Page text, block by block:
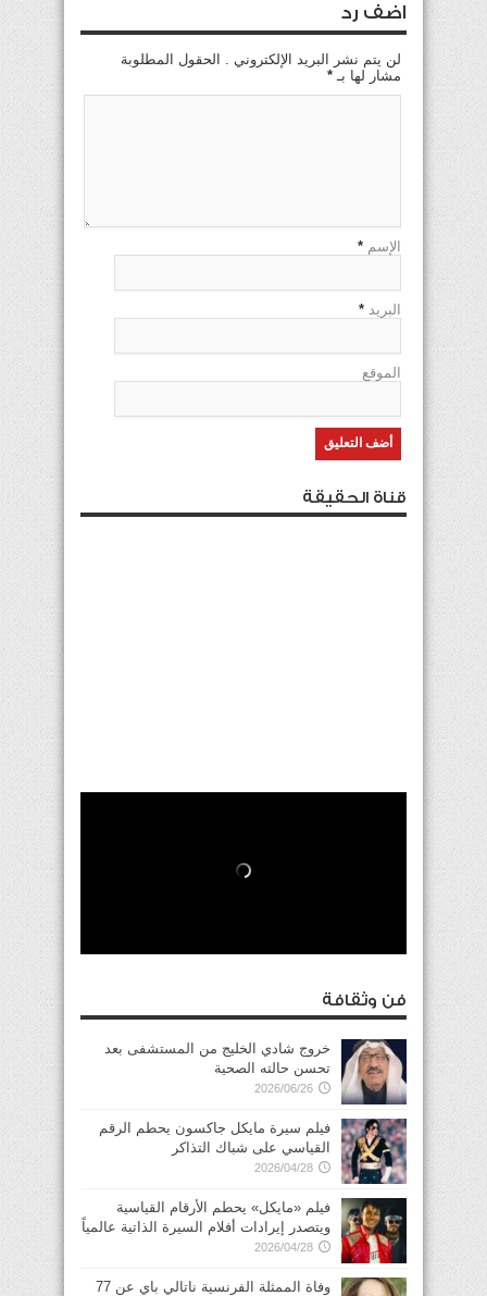
اضف رد
لن يتم نشر البريد الإلكتروني . الحقول المطلوبة
مشار لها بـ *
الإسم *
البريد *
الموقع
قناة الحقيقة
فن وثقافة
خروج شادي الخليج من المستشفى بعد
تحسن حالته الصحية
2026/06/26
فيلم سيرة مايكل جاكسون يحطم الرقم
القياسي على شباك التذاكر
2026/04/28
فيلم «مايكل» يحطم الأرقام القياسية
ويتصدر إيرادات أفلام السيرة الذاتية عالمياً
2026/04/28
وفاة الممثلة الفرنسية ناتالي باي عن 77